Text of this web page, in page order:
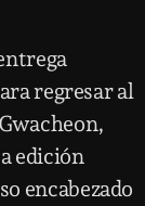
regresar al
edición
encabezado